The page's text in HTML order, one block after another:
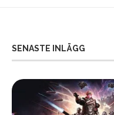
SENASTE INLÄGG